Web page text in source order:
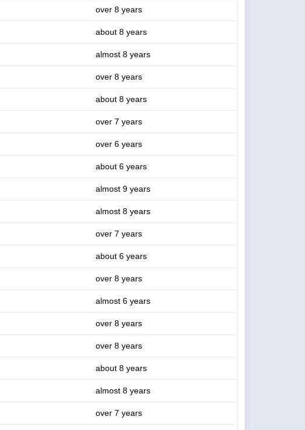
over 8 years
about 8 years
almost 8 years
over 8 years
about 8 years
over 7 years
over 6 years
about 6 years
almost 9 years
almost 8 years
over 7 years
about 6 years
over 8 years
almost 6 years
over 8 years
over 8 years
about 8 years
almost 8 years
over 7 years